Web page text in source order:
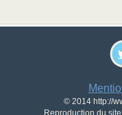
© 2014 http://
Reproduction du